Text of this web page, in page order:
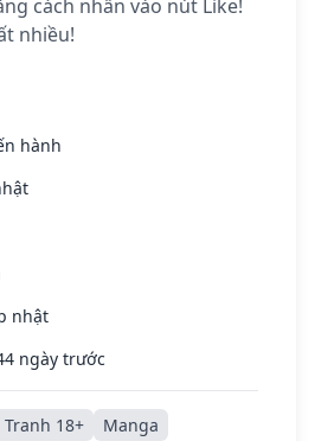
cách nhấn vào nút Like!
nhiều!
hành
nhật
ngày trước
18+ Manga